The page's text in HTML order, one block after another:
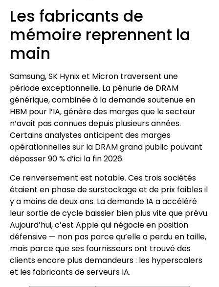
Les fabricants de
mémoire reprennent la
main
Samsung, SK Hynix et Micron traversent une
période exceptionnelle. La pénurie de DRAM
générique, combinée à la demande soutenue en
HBM pour l’IA, génère des marges que le secteur
n’avait pas connues depuis plusieurs années.
Certains analystes anticipent des marges
opérationnelles sur la DRAM grand public pouvant
dépasser 90 % d’ici la fin 2026.
Ce renversement est notable. Ces trois sociétés
étaient en phase de surstockage et de prix faibles il
y a moins de deux ans. La demande IA a accéléré
leur sortie de cycle baissier bien plus vite que prévu.
Aujourd’hui, c’est Apple qui négocie en position
défensive — non pas parce qu’elle a perdu en taille,
mais parce que ses fournisseurs ont trouvé des
clients encore plus demandeurs : les hyperscalers
et les fabricants de serveurs IA.